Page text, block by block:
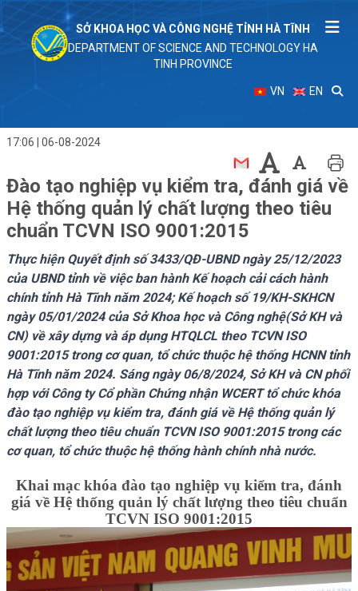
SỞ KHOA HỌC VÀ CÔNG NGHỆ TỈNH HÀ TĨNH
DEPARTMENT OF SCIENCE AND TECHNOLOGY HA
TINH PROVINCE
VN EN
17:06 | 06-08-2024
Đào tạo nghiệp vụ kiểm tra, đánh giá về
Hệ thống quản lý chất lượng theo tiêu
chuẩn TCVN ISO 9001:2015
Thực hiện Quyết định số 3433/QĐ-UBND ngày 25/12/2023
của UBND tỉnh về việc ban hành Kế hoạch cải cách hành
chính tỉnh Hà Tĩnh năm 2024; Kế hoạch số 19/KH-SKHCN
ngày 05/01/2024 của Sở Khoa học và Công nghệ(Sở KH và
CN) về xây dựng và áp dụng HTQLCL theo TCVN ISO
9001:2015 trong cơ quan, tổ chức thuộc hệ thống HCNN tỉnh
Hà Tĩnh năm 2024. Sáng ngày 06/8/2024, Sở KH và CN phối
hợp với Công ty Cổ phần Chứng nhận WCERT tổ chức khóa
đào tạo nghiệp vụ kiểm tra, đánh giá về Hệ thống quản lý
chất lượng theo tiêu chuẩn TCVN ISO 9001:2015 trong các
cơ quan, tổ chức thuộc hệ thống hành chính nhà nước.
Khai mạc khóa đào tạo nghiệp vụ kiểm tra, đánh
giá về Hệ thống quản lý chất lượng theo tiêu chuẩn
TCVN ISO 9001:2015